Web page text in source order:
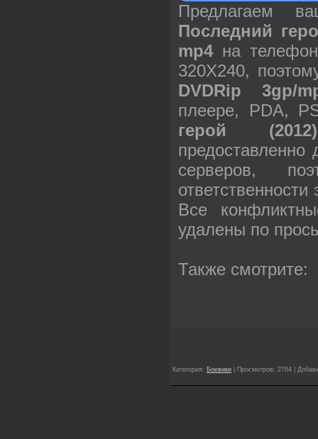
Предлагаем
Последний
mp4 на
320X240,
DVDRip 3gp/
плеере, PDA,
герой
серверов,
Все
удалены по
Также смотрите:
Категория: Боевики | Просмотров: 2784 |